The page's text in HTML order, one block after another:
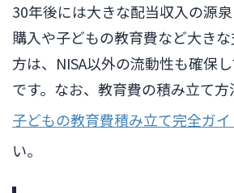
30年後には大きな配当収入の源
購入や子どもの教育費など大き
方は、NISA以外の流動性も確保
です。なお、教育費の積み立て
子どもの教育費積み立て完全ガイ
い。